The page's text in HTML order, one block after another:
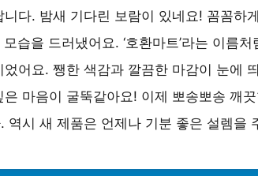
니다. 밤새 기다린 보람이 있네요! 꼼꼼하
습을 드러냈어요. ‘호환마트’라는 이름
었어요. 쨍한 색감과 깔끔한 마감이 눈에
은 마음이 굴뚝같아요! 이제 뽀송뽀송 깨
역시 새 제품은 언제나 기분 좋은 설렘을